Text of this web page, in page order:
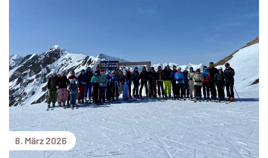
8. März 2026